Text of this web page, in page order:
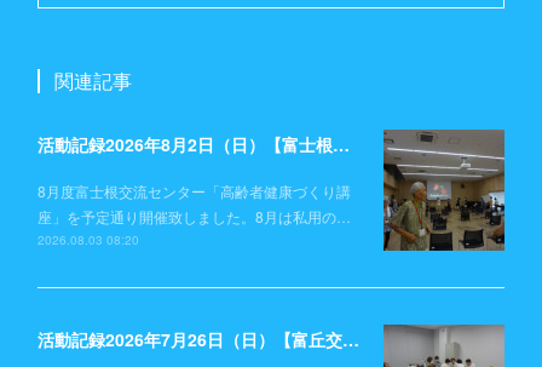
関連記事
活動記録2026年8月2日（日）【富士根交流センター】
8月度富士根交流センター「高齢者健康づくり講
座」を予定通り開催致しました。8月は私用の…
2026.08.03 08:20
活動記録2026年7月26日（日）【富丘交流センター】